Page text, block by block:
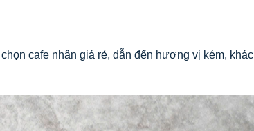
cafe nhân giá rẻ, dẫn đến hương vị kém,